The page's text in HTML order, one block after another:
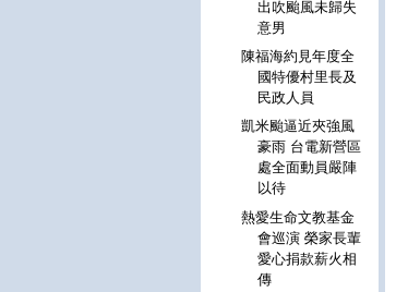
出吹颱風未歸失
意男
陳福海約見年度全
國特優村里長及
民政人員
凱米颱逼近夾強風
豪雨 台電新營區
處全面動員嚴陣
以待
熱愛生命文教基金
會巡演 榮家長輩
愛心捐款薪火相
傳